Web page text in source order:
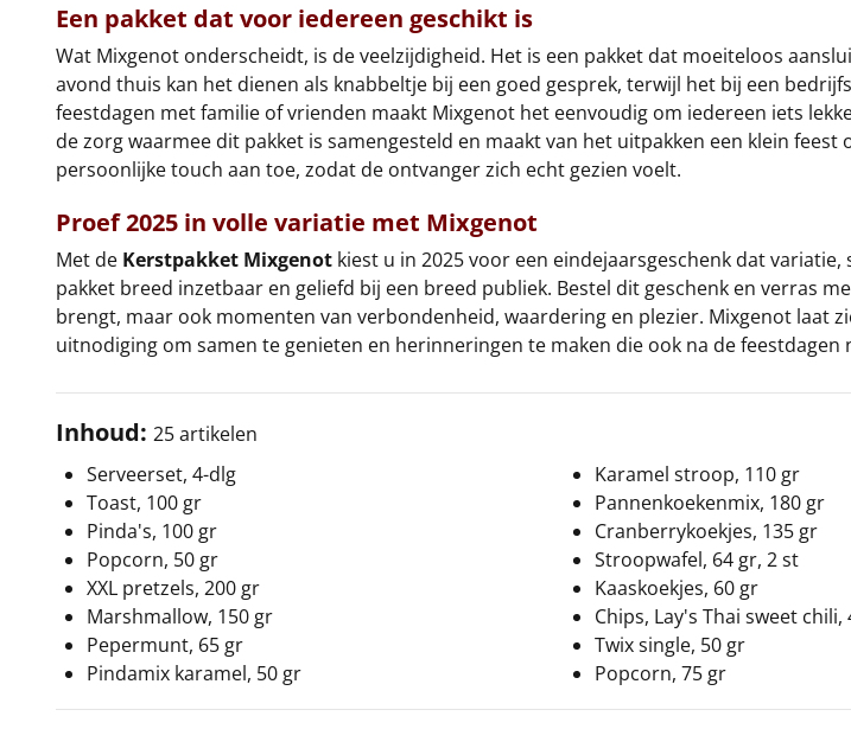
Een pakket dat voor iedereen geschikt is
Wat Mixgenot onderscheidt, is de veelzijdigheid. Het is een pakket dat moeiteloos
avond thuis kan het dienen als knabbeltje bij een goed gesprek, terwijl het bij een
feestdagen met familie of vrienden maakt Mixgenot het eenvoudig om iedereen iets
de zorg waarmee dit pakket is samengesteld en maakt van het uitpakken een klein
persoonlijke touch aan toe, zodat de ontvanger zich echt gezien voelt.
Proef 2025 in volle variatie met Mixgenot
Met de Kerstpakket Mixgenot kiest u in 2025 voor een eindejaarsgeschenk dat
pakket breed inzetbaar en geliefd bij een breed publiek. Bestel dit geschenk en verras
brengt, maar ook momenten van verbondenheid, waardering en plezier. Mixgenot laat
uitnodiging om samen te genieten en herinneringen te maken die ook na de feestdagen
Inhoud: 25 artikelen
Serveerset, 4-dlg
Toast, 100 gr
Pinda's, 100 gr
Popcorn, 50 gr
XXL pretzels, 200 gr
Marshmallow, 150 gr
Pepermunt, 65 gr
Pindamix karamel, 50 gr
Karamel stroop, 110 gr
Pannenkoekenmix, 180 gr
Cranberrykoekjes, 135 gr
Stroopwafel, 64 gr, 2 st
Kaaskoekjes, 60 gr
Chips, Lay's Thai sweet chili,
Twix single, 50 gr
Popcorn, 75 gr